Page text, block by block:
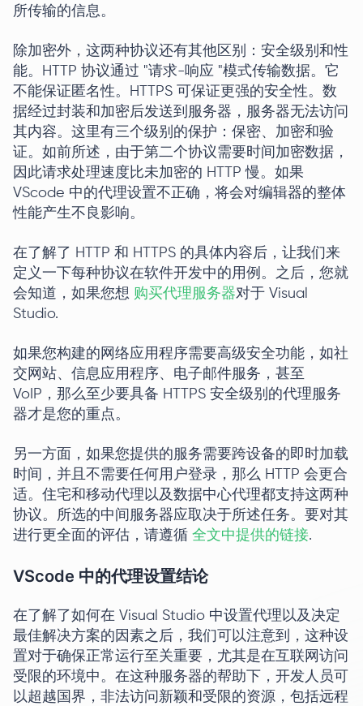
所传输的信息。
除加密外，这两种协议还有其他区别：安全级别和性
能。HTTP 协议通过 "请求-响应 "模式传输数据。它
不能保证匿名性。HTTPS 可保证更强的安全性。数
据经过封装和加密后发送到服务器，服务器无法访问
其内容。这里有三个级别的保护：保密、加密和验
证。如前所述，由于第二个协议需要时间加密数据，
因此请求处理速度比未加密的 HTTP 慢。如果
VScode 中的代理设置不正确，将会对编辑器的整体
性能产生不良影响。
在了解了 HTTP 和 HTTPS 的具体内容后，让我们来
定义一下每种协议在软件开发中的用例。之后，您就
会知道，如果您想 购买代理服务器对于 Visual
Studio.
如果您构建的网络应用程序需要高级安全功能，如社
交网站、信息应用程序、电子邮件服务，甚至
VoIP，那么至少要具备 HTTPS 安全级别的代理服务
器才是您的重点。
另一方面，如果您提供的服务需要跨设备的即时加载
时间，并且不需要任何用户登录，那么 HTTP 会更合
适。住宅和移动代理以及数据中心代理都支持这两种
协议。所选的中间服务器应取决于所述任务。要对其
进行更全面的评估，请遵循 全文中提供的链接.
VScode 中的代理设置结论
在了解了如何在 Visual Studio 中设置代理以及决定
最佳解决方案的因素之后，我们可以注意到，这种设
置对于确保正常运行至关重要，尤其是在互联网访问
受限的环境中。在这种服务器的帮助下，开发人员可
以超越国界，非法访问新颖和受限的资源，包括远程